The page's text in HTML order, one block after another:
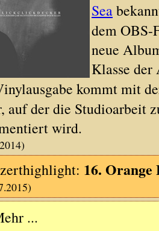
Sea
dem OBS-
neue
Klasse
kommt mit
auf der die Studioarbeit
wird.
16. Orange
...